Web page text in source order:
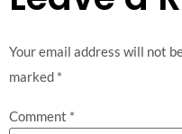
Your email address will not
marked *
Comment *